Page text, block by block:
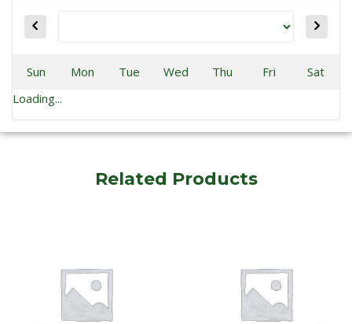
Sun Mon Tue Wed Thu Fri
Sat
Loading...
Related Products